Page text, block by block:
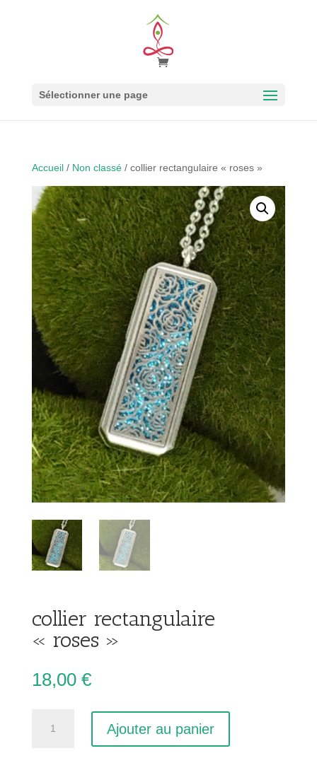
Sélectionner une page
Accueil/ Non classé/ collier rectangulaire « roses »
collier rectangulaire
« roses »
18,00 €
Ajouter au panier